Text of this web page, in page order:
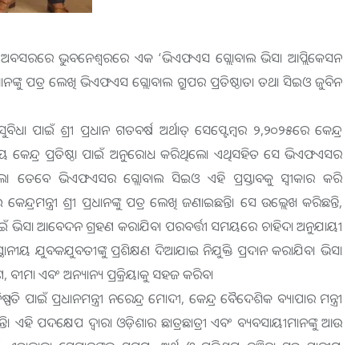
ଅବସରରେ ଭୁବନେଶ୍ୱରରେ ଏକ ‘ଭିଏଫଏସ ଗ୍ଲୋବାଲ ଭିସା ଆପ୍ଲିକେସନ
ପତ୍ର ଲେଖି ଭିଏଫଏସ ଗ୍ଲୋବାଲ ଗ୍ରୁପର ପ୍ରତିଷ୍ଠାତା ତଥା ସିଇଓ ଜୁବିନ
ପାଇଁ ଶ୍ରୀ ପ୍ରଧାନ ଗତବର୍ଷ ଅର୍ଥାତ୍ ସେପ୍ଟେମ୍ବର ୨,୨୦୨୫ରେ କେନ୍ଦ୍ର
କେନ୍ଦ୍ର ପ୍ରତିଷ୍ଠା ପାଇଁ ଅନୁରୋଧ କରିଥିଲେ। ଏଥିସହିତ ସେ ଭିଏଫଏସର
ତେବେ ଭିଏଫଏସର ଗ୍ଲୋବାଲ ସିଇଓ ଏହି ପ୍ରସ୍ତାବକୁ ସ୍ୱୀକାର କରି
ଶ୍ରୀ ପ୍ରଧାନଙ୍କୁ ପତ୍ର ଲେଖି ଜଣାଇଛନ୍ତି। ସେ ଉଲ୍ଲେଖ କରିଛନ୍ତି,
ଭିସା ଆବେଦନ ଗ୍ରହଣ କରାଯିବ। ପରବର୍ତ୍ତୀ ସମୟରେ ଚାହିଦା ଅନୁଯାୟୀ
ଯୁବକଯୁବତୀଙ୍କୁ ପ୍ରଶିକ୍ଷଣ ଦିଆଯାଇ ନିଯୁକ୍ତି ପ୍ରଦାନ କରାଯିବ। ଭିସା
ଏବଂ ଅନ୍ୟାନ୍ୟ ପ୍ରକ୍ରିୟାକୁ ସହଜ କରିବ।
ପାଇଁ ପ୍ରଧାନମନ୍ତ୍ରୀ ନରେନ୍ଦ୍ର ମୋଦୀ, କେନ୍ଦ୍ର ବୈଦେଶିକ ବ୍ୟାପାର ମନ୍ତ୍ରୀ
ପଦକ୍ଷେପ ଦ୍ୱାରା ଓଡ଼ିଶାର ଛାତ୍ରଛାତ୍ରୀ ଏବଂ ବ୍ୟବସାୟୀମାନଙ୍କୁ ଆଉ